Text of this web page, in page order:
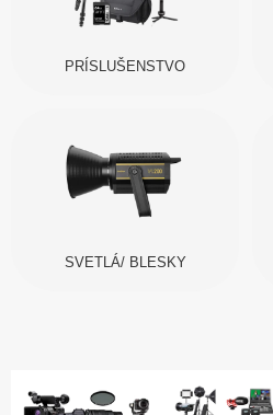
PRÍSLUŠENSTVO
SVETLÁ/ BLESKY